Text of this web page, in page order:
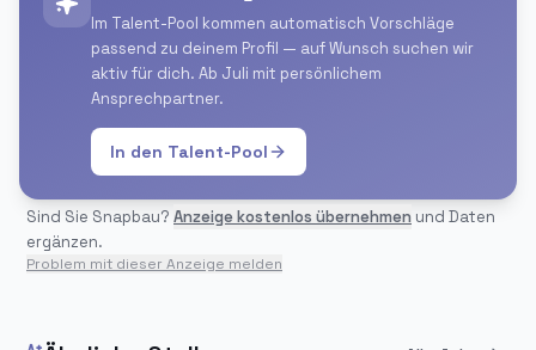
Im Talent-Pool kommen automatisch Vorschläge
passend zu deinem Profil — auf Wunsch suchen wir
aktiv für dich. Ab Juli mit persönlichem
Ansprechpartner.
In den Talent-Pool
Sind Sie Snapbau? Anzeige kostenlos übernehmen und Daten
ergänzen.
Problem mit dieser Anzeige melden